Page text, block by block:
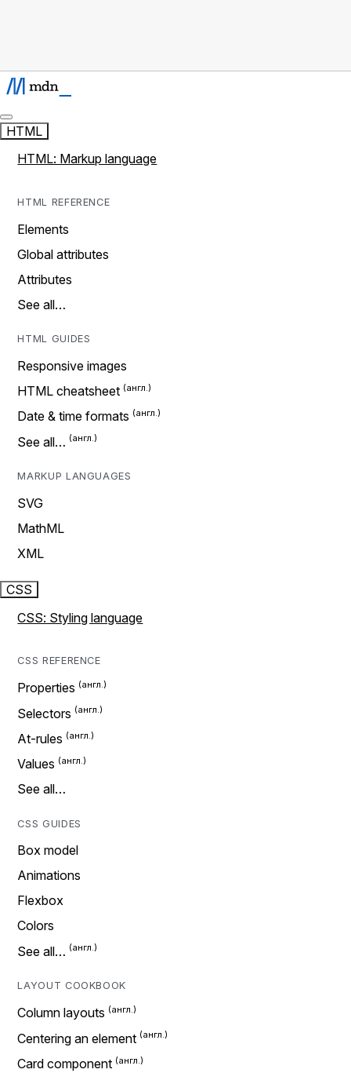
HTML
HTML: Markup language
HTML REFERENCE
Elements
Global attributes
Attributes
See all…
HTML GUIDES
Responsive images
HTML cheatsheet
Date & time formats
See all…
MARKUP LANGUAGES
SVG
MathML
XML
CSS
CSS: Styling language
CSS REFERENCE
Properties
Selectors
At-rules
Values
See all…
CSS GUIDES
Box model
Animations
Flexbox
Colors
See all…
LAYOUT COOKBOOK
Column layouts
Centering an element
Card component